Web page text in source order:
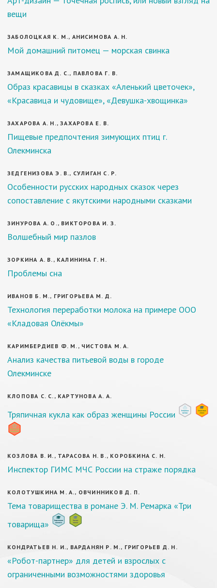
вещи
ЗАБОЛОЦКАЯ К. М., АНИСИМОВА А. Н.
Мой домашний питомец — морская свинка
ЗАМАЩИКОВА Д. С., ПАВЛОВА Г. В.
Образ красавицы в сказках «Аленький цветочек»,
«Красавица и чудовище», «Девушка-хвощинка»
ЗАХАРОВА А. Н., ЗАХАРОВА Е. В.
Пищевые предпочтения зимующих птиц г.
Олекминска
ЗЕДГЕНИЗОВА Э. В., СУЛИГАН С. Р.
Особенности русских народных сказок через
сопоставление с якутскими народными сказками
ЗИНУРОВА А. О., ВИКТОРОВА И. З.
Волшебный мир пазлов
ЗОРКИНА А. В., КАЛИНИНА Г. Н.
Проблемы сна
ИВАНОВ Б. М., ГРИГОРЬЕВА М. Д.
Технология переработки молока на примере ООО
«Кладовая Олёкмы»
КАРИМБЕРДИЕВ Ф. М., ЧИСТОВА М. А.
Анализ качества питьевой воды в городе
Олекминске
КЛОПОВА С. С., КАРТУНОВА А. А.
Тряпичная кукла как образ женщины России
КОЗЛОВА В. И., ТАРАСОВА Н. В., КОРОБКИНА С. Н.
Инспектор ГИМС МЧС России на страже порядка
КОЛОТУШКИНА М. А., ОВЧИННИКОВ Д. П.
Тема товарищества в романе Э. М. Ремарка «Три
товарища»
КОНДРАТЬЕВ Н. И., ВАРДАНЯН Р. М., ГРИГОРЬЕВ Д. Н.
«Робот-партнер» для детей и взрослых с
ограниченными возможностями здоровья